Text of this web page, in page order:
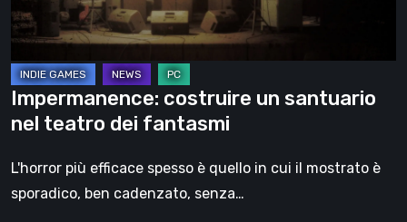
dei
fantasmi
Impermanence: costruire un santuario
nel teatro dei fantasmi
L'horror più efficace spesso è quello in cui il mostrato è
sporadico, ben cadenzato, senza…